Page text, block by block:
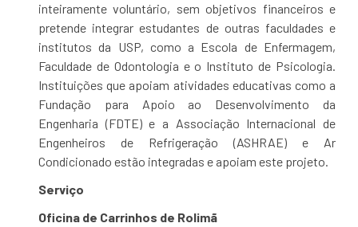
inteiramente voluntário, sem objetivos financeiros e
pretende integrar estudantes de outras faculdades e
institutos da USP, como a Escola de Enfermagem,
Faculdade de Odontologia e o Instituto de Psicologia.
Instituições que apoiam atividades educativas como a
Fundação para Apoio ao Desenvolvimento da
Engenharia (FDTE) e a Associação Internacional de
Engenheiros de Refrigeração (ASHRAE) e Ar
Condicionado estão integradas e apoiam este projeto.
Serviço
Oficina de Carrinhos de Rolimã